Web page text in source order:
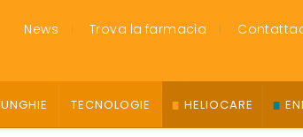
News Trova la farmacia
UNGHIE TECNOLOGIE HELIOCARE